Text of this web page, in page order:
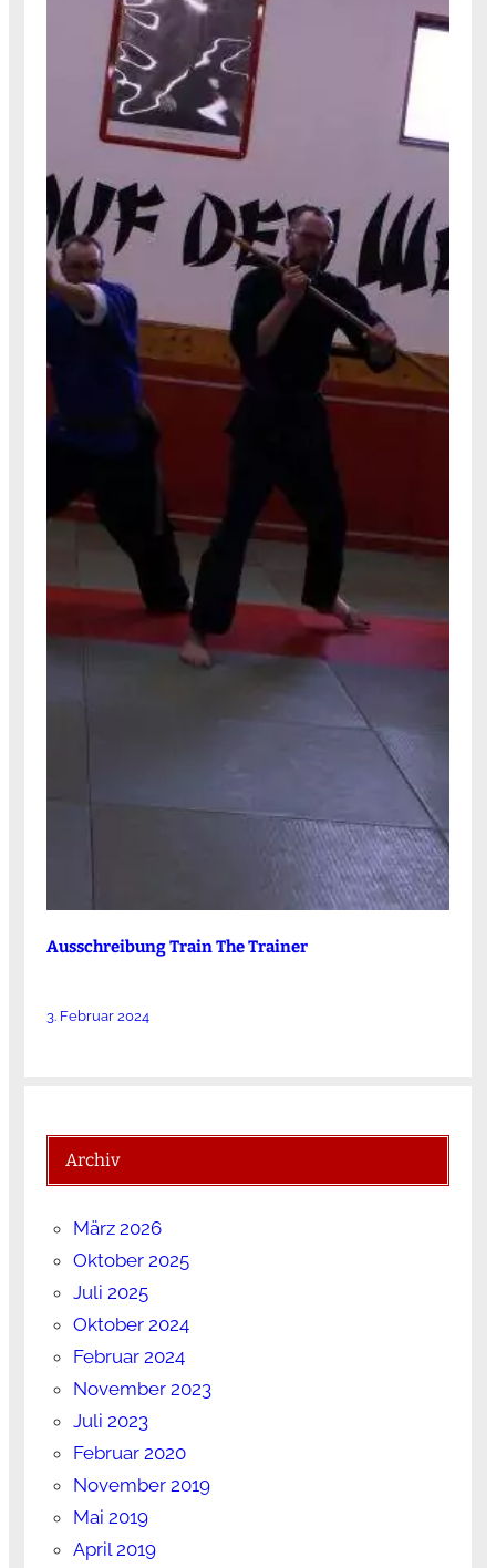
Ausschreibung Train The Trainer
3. Februar 2024
Archiv
März 2026
Oktober 2025
Juli 2025
Oktober 2024
Februar 2024
November 2023
Juli 2023
Februar 2020
November 2019
Mai 2019
April 2019